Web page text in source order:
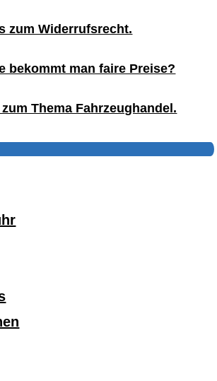
zum Widerrufsrecht.
bekommt man faire Preise?
Thema Fahrzeughandel.